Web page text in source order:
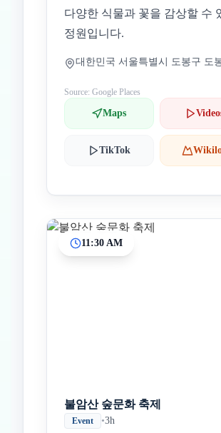
다양한 식물과 꽃을 감상할 수
정원입니다.
대한민국 서울특별시 도봉구 도
Source: Google Places
Maps
TikTok
11:30 AM
불암산 숲문화 축제
Event •3h